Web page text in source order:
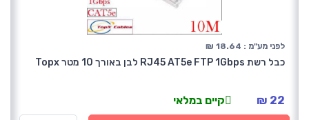
לפני מע"מ : 18.64 ₪
כבל רשת RJ45 AT5e FTP 1Gbps לבן באורך 10 מטר Topx
22 ₪ קיים במלאי